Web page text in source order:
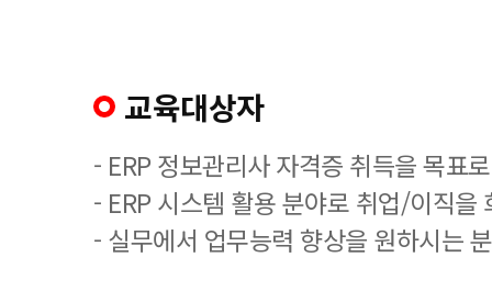
교육대상자
- ERP 정보관리사 자격증 취득을 목표
- ERP 시스템 활용 분야로 취업/이직을
- 실무에서 업무능력 향상을 원하시는 분